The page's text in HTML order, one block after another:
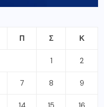
Π Σ Κ
1 2
7 8 9